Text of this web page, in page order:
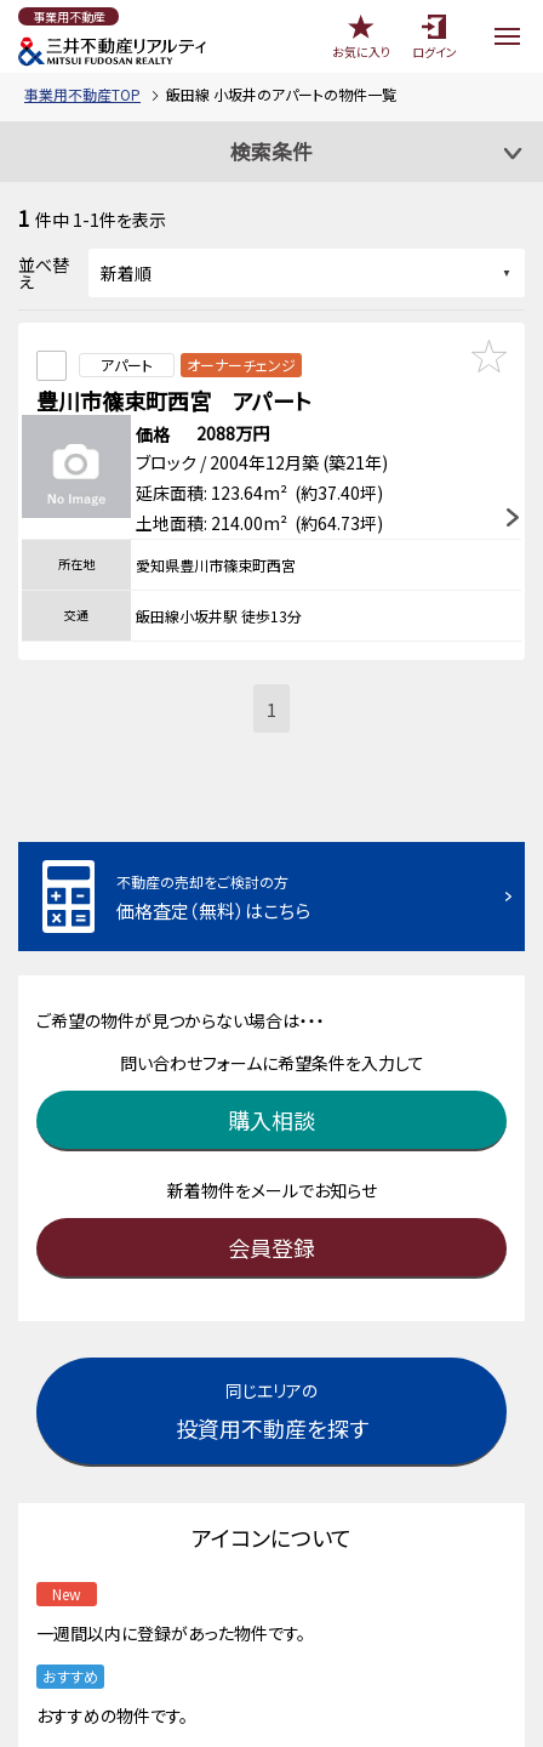
事業用不動産
お気に入り
ログイン
事業用不動産TOP 飯田線 小坂井のアパートの物件一覧
検索条件
1 件中 1-1件を表示
並べ替
え
アパート オーナーチェンジ
豊川市篠束町西宮 アパート
価格
2088万円
ブロック / 2004年12月築 (築21年)
延床面積: 123.64m² (約37.40坪)
土地面積: 214.00m² (約64.73坪)
所在地 愛知県豊川市篠束町西宮
交通 飯田線小坂井駅 徒歩13分
1
不動産の売却をご検討の方
価格査定（無料）はこちら
ご希望の物件が見つからない場合は・・・
問い合わせフォームに希望条件を入力して
購入相談
新着物件をメールでお知らせ
会員登録
同じエリアの
投資用不動産を探す
アイコンについて
New
一週間以内に登録があった物件です。
おすすめ
おすすめの物件です。